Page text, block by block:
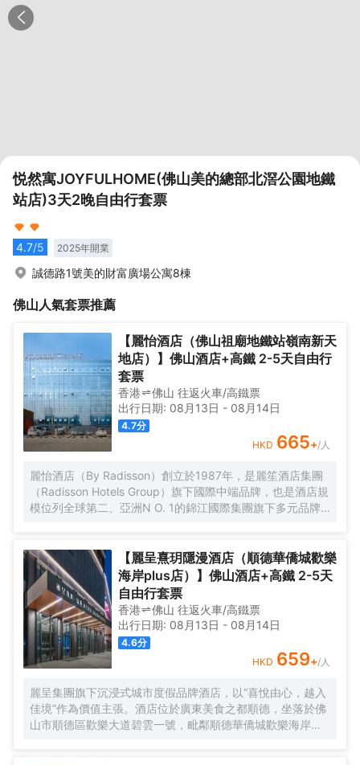
悦然寓JOYFULHOME(佛山美的總部北滘公園地鐵
站店)3天2晚自由行套票
4.7/5 2025年開業
誠德路1號美的財富廣場公寓8棟
佛山人氣套票推薦
【麗怡酒店（佛山祖廟地鐵站嶺南新天
地店）】佛山酒店+高鐵 2-5天自由行
套票
香港 佛山 往返火車/高鐵票
出行日期: 08月13日 - 08月14日
4.7分
HKD 665+/人
麗怡酒店（By Radisson）創立於1987年，是麗笙酒店集團
（Radisson Hotels Group）旗下國際中端品牌，也是酒店規
模位列全球第二、亞洲N O. 1的錦江國際集團旗下多元品牌
業廣場（佛山市禪城區人民西路13號），處於同心薈商業廣
場中心，緊靠廣東省婦幼保健院禪城院區；大型步行街嶺南
新天地、距離祖廟步行街、東方購物廣場均可步行可達。酒
店距離廣佛線祖廟地鐵站步行約10分鐘可達；距離佛山西高
鐵站車程約30分鐘可到達。 酒店為不同賓客提供了行政樓層
及行政套房，在行政套房中通過多功能傢俱、MAXHUB等應
用，設計了麗怡品牌獨有的X-SPACES悉·空間，旨在為商旅
人羣塑造多功能的便捷體驗，並提供各類豪華房間，所有房
間均為落地窗，客人提供不同需求。酒店一應配套齊全，擁
有1000㎡獨立停車場、為住客店人提供免費停車。100平米
全功能會議室和24小時健身房，更貼心的設置自助洗衣房，
滿足您的休閒和商務需求。
【麗呈熹玥隱漫酒店（順德華僑城歡樂
海岸plus店）】佛山酒店+高鐵 2-5天
自由行套票
香港 佛山 往返火車/高鐵票
出行日期: 08月13日 - 08月14日
4.6分
HKD 659+/人
麗呈集團旗下沉浸式城市度假品牌酒店，以“喜悅由心，越入
佳境”作為價值主張。酒店位於廣東美食之都順德，坐落於佛
山市順德區歡樂大道碧雲一號，毗鄰順德華僑城歡樂海岸